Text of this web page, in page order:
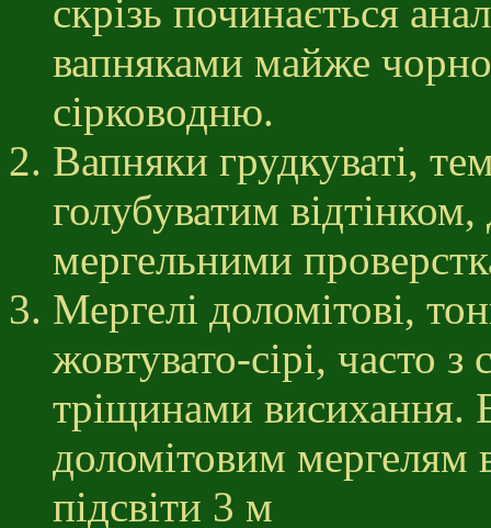
скрізь починається
вапняками майже
сірководню.
Вапняки грудкуваті,
голубуватим
мергельними
Мергелі доломітові,
жовтувато-сірі, часто
тріщинами висихання.
доломітовим мергелям
підсвіти 3 м